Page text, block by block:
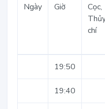
Ngày Giờ
Cọc,
chí
19:50
19:40